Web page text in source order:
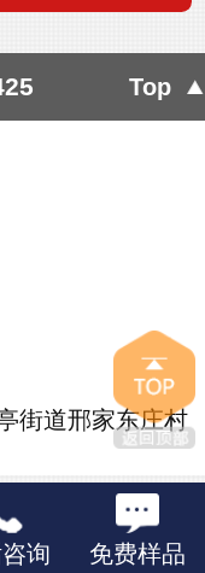
Top
街道邢家东庄村
询 免费样品